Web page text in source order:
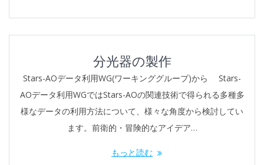
分光器の製作
Stars-AOデータ利用WG(ワーキンググループ)から Stars-
AOデータ利用WGではStars-AOの関連技術で得られる多種多
様なデータの利用方法について、様々な角度から検討してい
ます。前衛的・冒険的なアイデア…
もっと読む